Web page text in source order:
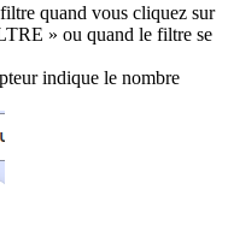
quand vous cliquez sur
» ou quand le filtre se
indique le nombre